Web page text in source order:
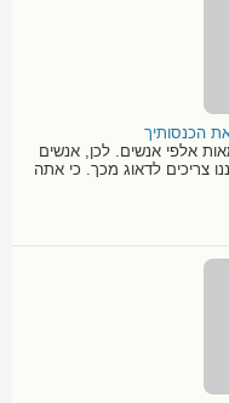
אלפי אנשים. לכן, אנשים
צריכים לדאוג מכך. כי אתה